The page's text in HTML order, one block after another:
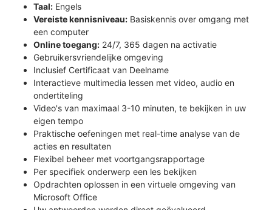
Taal: Engels
Vereiste kennisniveau: Basiskennis over omgang met
een computer
Online toegang: 24/7, 365 dagen na activatie
Gebruikersvriendelijke omgeving
Inclusief Certificaat van Deelname
Interactieve multimedia lessen met video, audio en
ondertiteling
Video's van maximaal 3-10 minuten, te bekijken in uw
eigen tempo
Praktische oefeningen met real-time analyse van de
acties en resultaten
Flexibel beheer met voortgangsrapportage
Per specifiek onderwerp een les bekijken
Opdrachten oplossen in een virtuele omgeving van
Microsoft Office